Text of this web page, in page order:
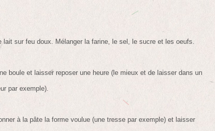
lait sur feu doux. Mélanger la farine, le sel, le sucre et les oeufs.
boule et laisser reposer une heure (le mieux et de laisser dans un
par exemple).
à la pâte la forme voulue (une tresse par exemple) et laisser